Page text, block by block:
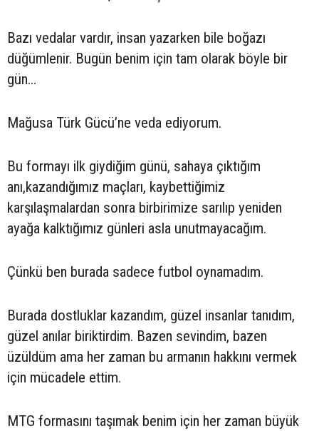
Bazı vedalar vardır, insan yazarken bile boğazı
düğümlenir. Bugün benim için tam olarak böyle bir
gün…
Mağusa Türk Gücü’ne veda ediyorum.
Bu formayı ilk giydiğim günü, sahaya çıktığım
anı,kazandığımız maçları, kaybettiğimiz
karşılaşmalardan sonra birbirimize sarılıp yeniden
ayağa kalktığımız günleri asla unutmayacağım.
Çünkü ben burada sadece futbol oynamadım.
Burada dostluklar kazandım, güzel insanlar tanıdım,
güzel anılar biriktirdim. Bazen sevindim, bazen
üzüldüm ama her zaman bu armanın hakkını vermek
için mücadele ettim.
MTG formasını taşımak benim için her zaman büyük